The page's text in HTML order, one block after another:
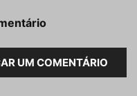
UM COMENTÁRIO